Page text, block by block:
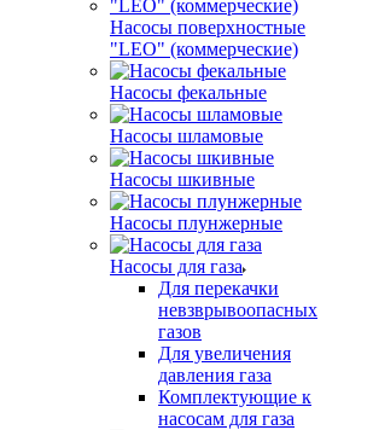
Насосы поверхностные
"LEO" (коммерческие)
Насосы фекальные
Насосы шламовые
Насосы шкивные
Насосы плунжерные
Насосы для газа
Для перекачки
невзврывоопасных
газов
Для увеличения
давления газа
Комплектующие к
насосам для газа